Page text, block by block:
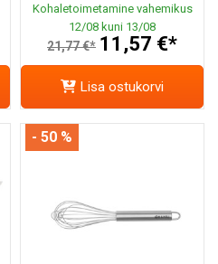
Kohaletoimetamine vahemikus
12/08 kuni 13/08
21,77 €* 11,57 €*
Lisa ostukorvi
- 50 %